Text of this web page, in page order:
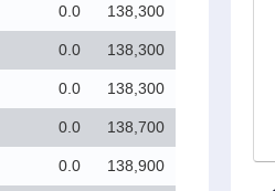
0.0 138,300
0.0 138,300
0.0 138,300
0.0 138,700
0.0 138,900